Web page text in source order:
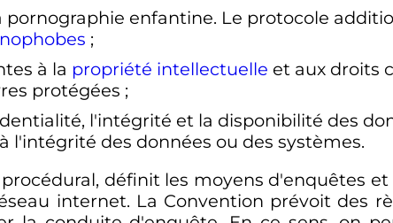
pornographie enfantine. Le protocole
;
à la propriété intellectuelle et aux droits
protégées ;
l'intégrité et la disponibilité des
l'intégrité des données ou des systèmes.
définit les moyens d'enquêtes
internet. La Convention prévoit des